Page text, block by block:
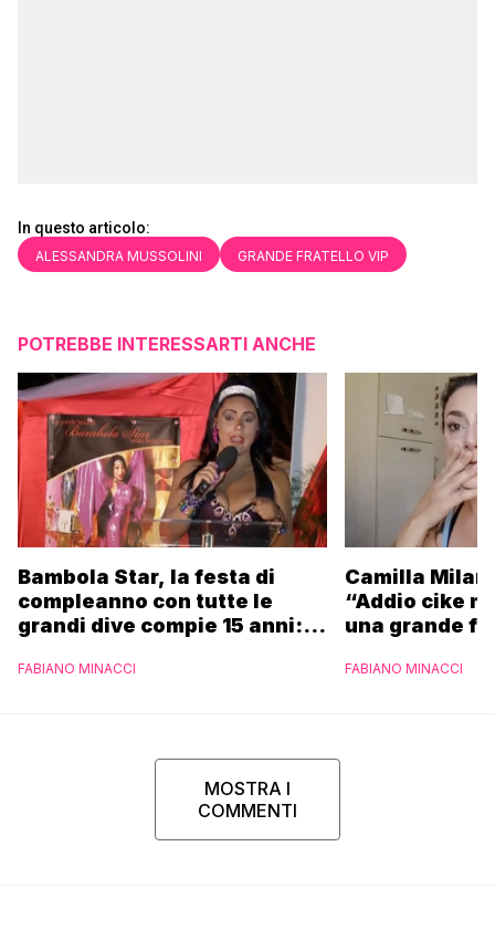
In questo articolo:
ALESSANDRA MUSSOLINI GRANDE FRATELLO VIP
POTREBBE INTERESSARTI ANCHE
Bambola Star, la festa di
compleanno con tutte le
grandi dive compie 15 anni: il
FABIANO MINACCI
Camilla
“Addio cike
una grande
FABIANO MINACCI
MOSTRA I
COMMENTI